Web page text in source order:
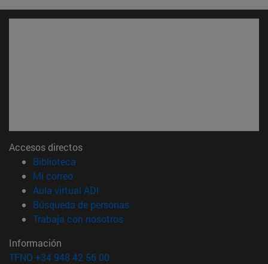
Accesos directos
Biblioteca
Mi correo(abre en nueva ventana)
Aula virtual ADI
Búsqueda de personas(abre en nueva ventana)
Trabaja con nosotros(abre en nueva ventana)
Información
TFNO +34 948 42 56 00